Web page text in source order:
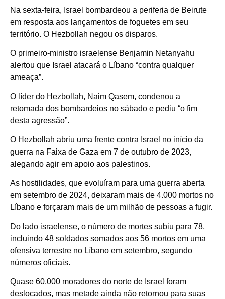
Na sexta-feira, Israel bombardeou a periferia de Beirute
em resposta aos lançamentos de foguetes em seu
território. O Hezbollah negou os disparos.
O primeiro-ministro israelense Benjamin Netanyahu
alertou que Israel atacará o Líbano “contra qualquer
ameaça”.
O líder do Hezbollah, Naim Qasem, condenou a
retomada dos bombardeios no sábado e pediu “o fim
desta agressão”.
O Hezbollah abriu uma frente contra Israel no início da
guerra na Faixa de Gaza em 7 de outubro de 2023,
alegando agir em apoio aos palestinos.
As hostilidades, que evoluíram para uma guerra aberta
em setembro de 2024, deixaram mais de 4.000 mortos no
Líbano e forçaram mais de um milhão de pessoas a fugir.
Do lado israelense, o número de mortes subiu para 78,
incluindo 48 soldados somados aos 56 mortos em uma
ofensiva terrestre no Líbano em setembro, segundo
números oficiais.
Quase 60.000 moradores do norte de Israel foram
deslocados, mas metade ainda não retornou para suas